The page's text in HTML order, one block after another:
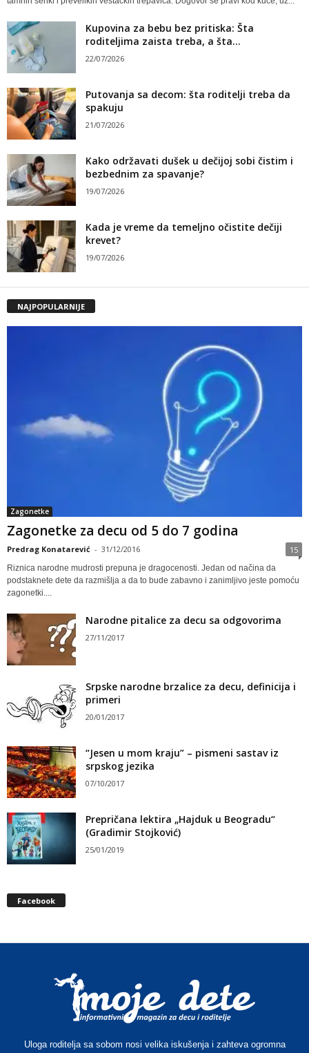
Kupovina za bebu bez pritiska: Šta
roditeljima zaista treba, a šta...
22/07/2026
Putovanja sa decom: šta roditelji treba da
spakuju
21/07/2026
Kako održavati dušek u dečijoj sobi čistim i
bezbednim za spavanje?
19/07/2026
Kada je vreme da temeljno očistite dečiji
krevet?
19/07/2026
NAJPOPULARNIJE
Zagonetke
Zagonetke za decu od 5 do 7 godina
Predrag Konatarević - 31/12/2016 15
Riznica narodne mudrosti prepuna je dragocenosti. Jedan od načina da
podstaknete dete da razmišlja a da to bude zabavno i zanimljivo jeste pomoću
zagonetki....
Narodne pitalice za decu sa odgovorima
27/11/2017
Srpske narodne brzalice za decu, definicija i
primeri
20/01/2017
“Jesen u mom kraju” – pismeni sastav iz
srpskog jezika
07/10/2017
Prepričana lektira „Hajduk u Beogradu“
(Gradimir Stojković)
25/01/2019
Facebook
Uloga roditelja sa sobom nosi velika iskušenja i zahteva ogromna